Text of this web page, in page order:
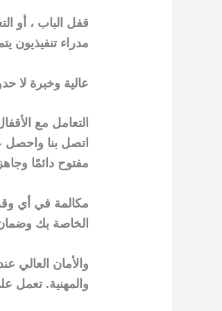
قفل الباب ، أو
مدراء تنفيذيون
عالية وخبرة لا
التعامل مع
اتصل بنا
مفتوح دائمًا
مكالمة في أي
الخاصة بك
والأمان العالي
والمهنية. تعمل